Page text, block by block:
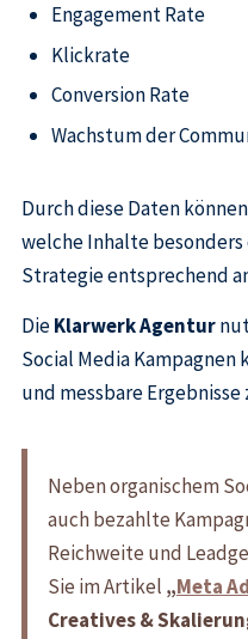
Engagement Rate
Klickrate
Conversion Rate
Wachstum der
Durch diese Daten
welche Inhalte
Strategie entsprechend
DieKlarwerk Agentur
Social Media
und messbare Ergebnisse
Neben organischem
auch bezahlte
Reichweite und
Sie im Artikel „Meta
Creatives &